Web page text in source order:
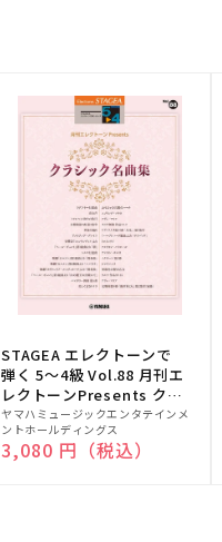
STAGEA エレクトーンで
弾く 5～4級 Vol.88 月刊エ
レクトーンPresents クラ
シック名曲集
販
売
元:
ヤマハミュージックエンタテインメ
ントホールディングス
通常価格
3,080 円（税込）